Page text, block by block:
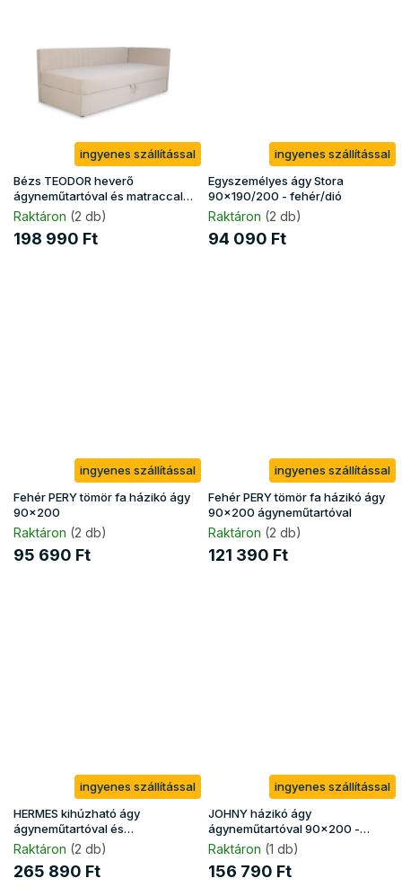
ingyenes szállítással
Bézs TEODOR heverő
ágyneműtartóval és matraccal
90x200
Raktáron (2 db)
198 990 Ft
ingyenes szállítással
Egyszemélyes ágy Stora
90x190/200 - fehér/dió
Raktáron (2 db)
94 090 Ft
ingyenes szállítással
Fehér PERY tömör fa házikó ágy
90x200
Raktáron (2 db)
95 690 Ft
ingyenes szállítással
Fehér PERY tömör fa házikó ágy
90x200 ágyneműtartóval
Raktáron (2 db)
121 390 Ft
ingyenes szállítással
HERMES kihúzható ágy
ágyneműtartóval és
matracokkal 80x200 - szürke
Raktáron (2 db)
265 890 Ft
ingyenes szállítással
JOHNY házikó ágy
ágyneműtartóval 90x200 -
fehér
Raktáron (1 db)
156 790 Ft